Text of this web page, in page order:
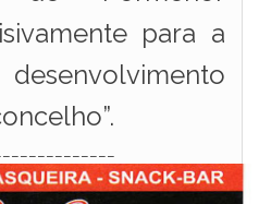
para a